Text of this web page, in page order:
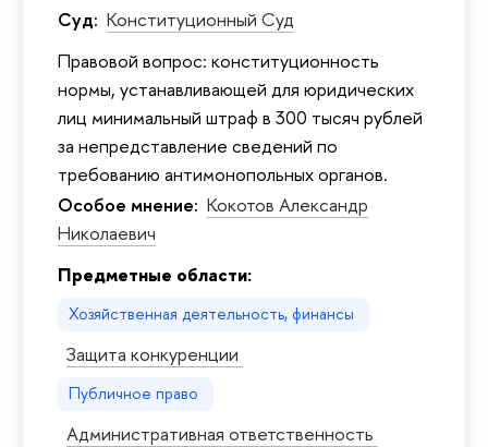
Суд: Конституционный Суд
Правовой вопрос: конституционность
нормы, устанавливающей для юридических
лиц минимальный штраф в 300 тысяч рублей
за непредставление сведений по
требованию антимонопольных органов.
Особое мнение: Кокотов Александр
Николаевич
Предметные области:
Хозяйственная деятельность, финансы
Защита конкуренции
Публичное право
Административная ответственность